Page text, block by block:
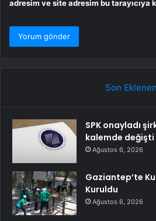
adresim ve site adresim bu tarayıcıya
Son Eklenen
SPK onayladı
kalemde değişti
Ağustos 6, 2026
Gaziantep’te
Kuruldu
Ağustos 6, 2026